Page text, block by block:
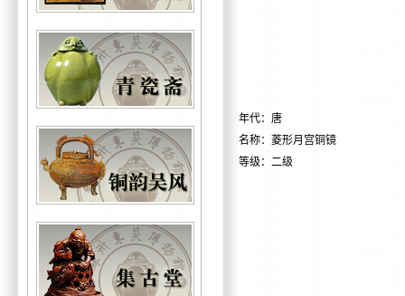
年代：唐
名称： 菱形月宫铜镜
等级：二级